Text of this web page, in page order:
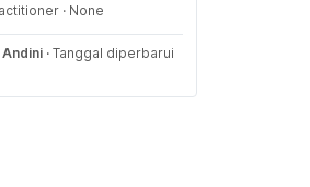
· None
· Tanggal diperbarui